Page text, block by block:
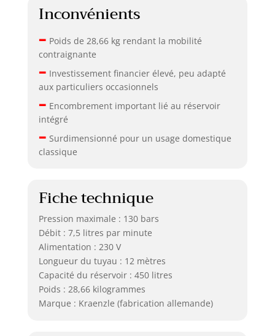
Inconvénients
– Poids de 28,66 kg rendant la mobilité
contraignante
– Investissement financier élevé, peu adapté
aux particuliers occasionnels
– Encombrement important lié au réservoir
intégré
– Surdimensionné pour un usage domestique
classique
Fiche technique
Pression maximale : 130 bars
Débit : 7,5 litres par minute
Alimentation : 230 V
Longueur du tuyau : 12 mètres
Capacité du réservoir : 450 litres
Poids : 28,66 kilogrammes
Marque : Kraenzle (fabrication allemande)